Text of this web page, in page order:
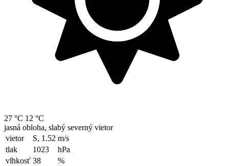
27 °C 12 °C
jasná obloha, slabý severný vietor
vietor
S, 1.52 m/s
tlak
1023
hPa
vlhkosť 38
%